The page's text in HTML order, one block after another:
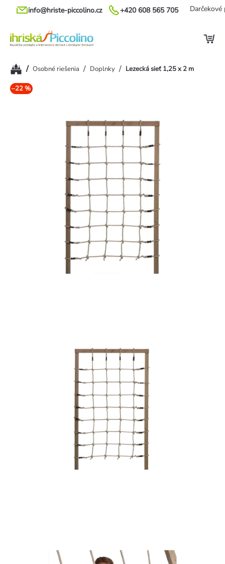
Prejsť
+420 608 565 705
info@hriste-piccolino.cz Darčekové
Domov
/ Osobné riešenia / Doplnky / Lezecká sieť 1,25 x 2 m
–22 %